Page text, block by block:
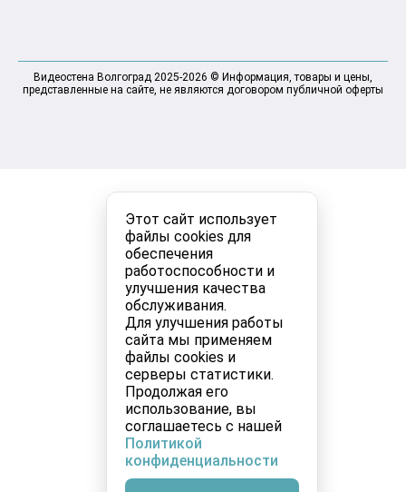
Этот сайт использует
файлы cookies для
обеспечения
работоспособности и
улучшения качества
обслуживания.
Для улучшения работы
сайта мы применяем
файлы cookies и
серверы статистики.
Продолжая его
использование, вы
соглашаетесь с нашей
Политикой
конфиденциальности
Видеостена Волгоград 2025-2026 © Информация, товары и цены,
представленные на сайте, не являются договором публичной оферты